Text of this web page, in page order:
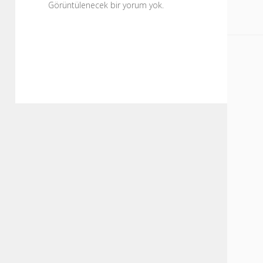
Görüntülenecek bir yorum yok.